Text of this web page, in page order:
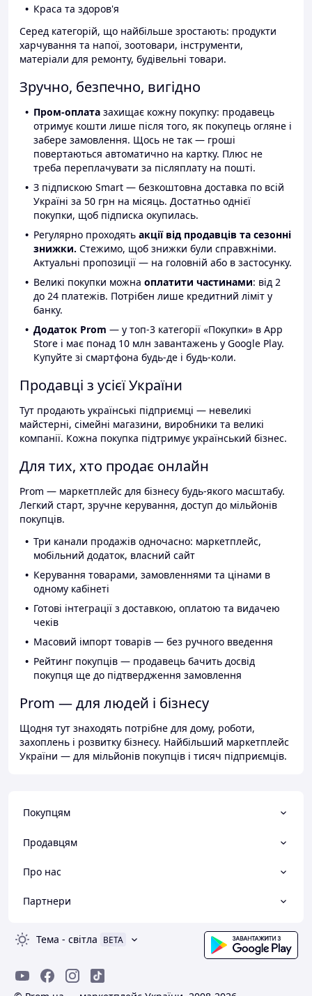
Краса та здоров'я
Серед категорій, що найбільше зростають: продукти
харчування та напої, зоотовари, інструменти,
матеріали для ремонту, будівельні товари.
Зручно, безпечно, вигідно
Пром-оплата захищає кожну покупку: продавець
отримує кошти лише після того, як покупець огляне і
забере замовлення. Щось не так — гроші
повертаються автоматично на картку. Плюс не
треба переплачувати за післяплату на пошті.
З підпискою Smart — безкоштовна доставка по всій
Україні за 50 грн на місяць. Достатньо однієї
покупки, щоб підписка окупилась.
Регулярно проходять акції від продавців та сезонні
знижки. Стежимо, щоб знижки були справжніми.
Актуальні пропозиції — на головній або в застосунку.
Великі покупки можна оплатити частинами: від 2
до 24 платежів. Потрібен лише кредитний ліміт у
банку.
Додаток Prom — у топ-3 категорії «Покупки» в App
Store і має понад 10 млн завантажень у Google Play.
Купуйте зі смартфона будь-де і будь-коли.
Продавці з усієї України
Тут продають українські підприємці — невеликі
майстерні, сімейні магазини, виробники та великі
компанії. Кожна покупка підтримує український бізнес.
Для тих, хто продає онлайн
Prom — маркетплейс для бізнесу будь-якого масштабу.
Легкий старт, зручне керування, доступ до мільйонів
покупців.
Три канали продажів одночасно: маркетплейс,
мобільний додаток, власний сайт
Керування товарами, замовленнями та цінами в
одному кабінеті
Готові інтеграції з доставкою, оплатою та видачею
чеків
Масовий імпорт товарів — без ручного введення
Рейтинг покупців — продавець бачить досвід
покупця ще до підтвердження замовлення
Prom — для людей і бізнесу
Щодня тут знаходять потрібне для дому, роботи,
захоплень і розвитку бізнесу. Найбільший маркетплейс
України — для мільйонів покупців і тисяч підприємців.
Покупцям
Продавцям
Про нас
Партнери
Тема - світла BETA